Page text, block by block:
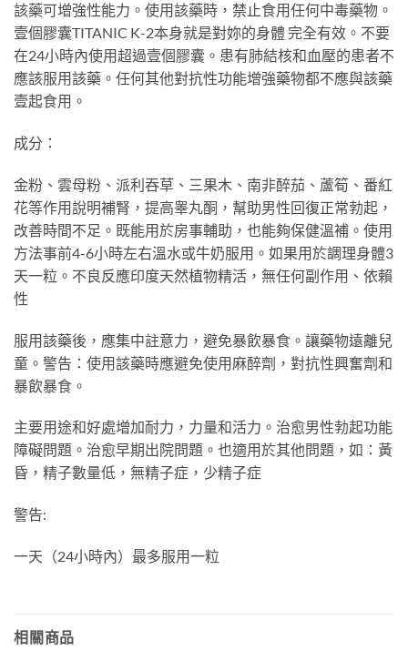
該藥可增強性能力。使用該藥時，禁止食用任何中毒藥物。
壹個膠囊TITANIC K-2本身就是對妳的身體 完全有效。不要
在24小時內使用超過壹個膠囊。患有肺結核和血壓的患者不
應該服用該藥。任何其他對抗性功能增強藥物都不應與該藥
壹起食用。
成分：
金粉、雲母粉、派利吞草、三果木、南非醉茄、蘆筍、番紅
花等作用說明補腎，提高睾丸酮，幫助男性回復正常勃起，
改善時間不足。既能用於房事輔助，也能夠保健溫補。使用
方法事前4-6小時左右溫水或牛奶服用。如果用於調理身體3
天一粒。不良反應印度天然植物精活，無任何副作用、依賴
性
服用該藥後，應集中註意力，避免暴飲暴食。讓藥物遠離兒
童。警告：使用該藥時應避免使用麻醉劑，對抗性興奮劑和
暴飲暴食。
主要用途和好處增加耐力，力量和活力。治愈男性勃起功能
障礙問題。治愈早期出院問題。也適用於其他問題，如：黃
昏，精子數量低，無精子症，少精子症
警告:
一天（24小時內）最多服用一粒
相關商品